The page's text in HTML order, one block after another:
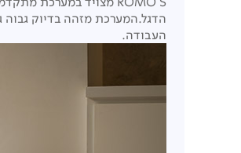
הדגל.המערכת מזהה בדיוק גבוה
העבודה.